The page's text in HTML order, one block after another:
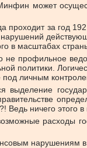
может
за год
в масштабах
не профильное
политики.
личным
выделение
ничего
нарушениям